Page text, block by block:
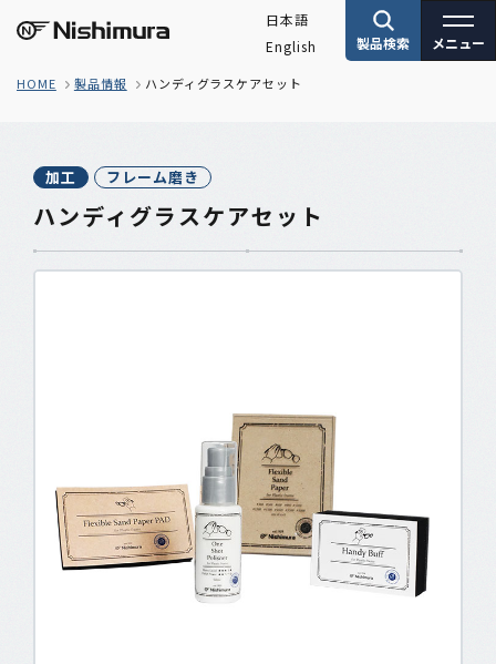
製品検索
日本語
English
メニュー
HOME 製品情報 ハンディグラスケアセット
加工 フレーム磨き
ハンディグラスケアセット